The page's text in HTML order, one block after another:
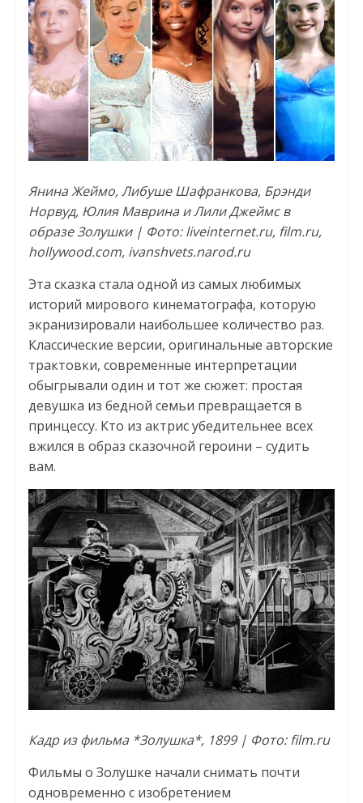
Янина Жеймо, Либуше Шафранкова, Брэнди
Норвуд, Юлия Маврина и Лили Джеймс в
образе Золушки | Фото: liveinternet.ru, film.ru,
hollywood.com, ivanshvets.narod.ru
Эта сказка стала одной из самых любимых
историй мирового кинематографа, которую
экранизировали наибольшее количество раз.
Классические версии, оригинальные авторские
трактовки, современные интерпретации
обыгрывали один и тот же сюжет: простая
девушка из бедной семьи превращается в
принцессу. Кто из актрис убедительнее всех
вжился в образ сказочной героини – судить
вам.
Кадр из фильма *Золушка*, 1899 | Фото: film.ru
Фильмы о Золушке начали снимать почти
одновременно с изобретением